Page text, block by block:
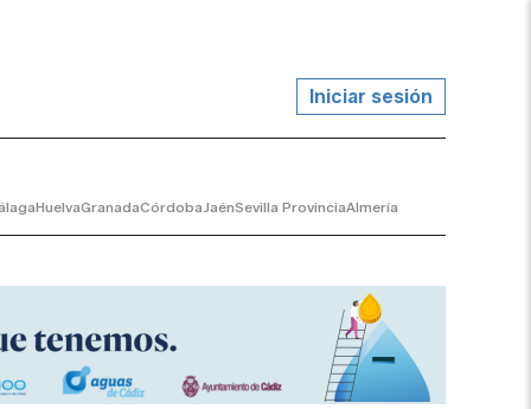
Iniciar sesión
HuelvaGranadaCórdobaJaénSevilla ProvinciaAlmería